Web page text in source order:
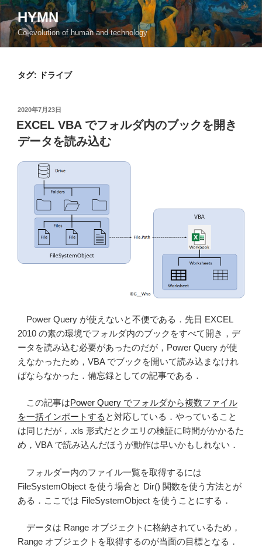
コ
ン
テ
ン
HYMN
Co-evolution of human and technology
タグ: ドライブ
投
稿
日:
2020年7月23日
EXCEL VBA でフォルダ内のブックを開き
データを読み込む
Power Query が使えないと不便である．先日 EXCEL
2010 の素の環境でフォルダ内のブックをすべて開き，デ
ータを読み込む必要があったのだが，Power Query が使
えなかったため，VBA でブックを開いて読み込まなけれ
ばならなかった．備忘録としての記事である．
この記事はPower Query でフォルダから複数ファイル
を一括インポートする と対応している．やっていること
は同じだが，.xls 形式だとクエリの検証に時間がかかるた
め，VBA で読み込んだほうが動作は早いかもしれない．
フォルダー内のファイル一覧を取得するには
FileSystemObject を使う場合と Dir() 関数を使う方法とが
ある．ここでは FileSystemObject を使うことにする．
データは Range オブジェクトに格納されているため，
Range オブジェクトを取得するのが当面の目標となる．